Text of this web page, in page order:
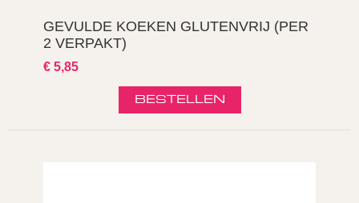
GEVULDE KOEKEN GLUTENVRIJ (PER
2 VERPAKT)
€ 5,85